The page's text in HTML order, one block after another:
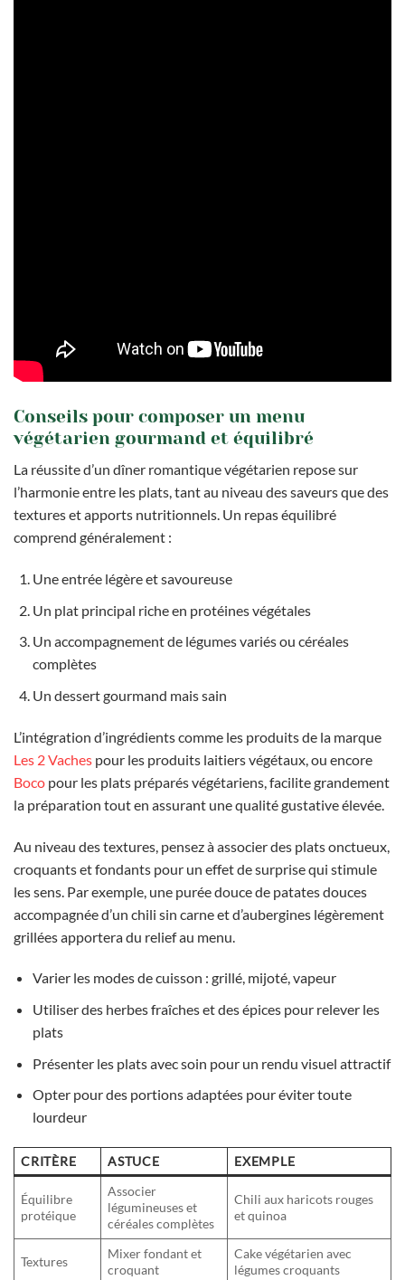
Conseils pour composer un menu
végétarien gourmand et équilibré
La réussite d’un dîner romantique végétarien repose sur
l’harmonie entre les plats, tant au niveau des saveurs que des
textures et apports nutritionnels. Un repas équilibré
comprend généralement :
Une entrée légère et savoureuse
Un plat principal riche en protéines végétales
Un accompagnement de légumes variés ou céréales
complètes
Un dessert gourmand mais sain
L’intégration d’ingrédients comme les produits de la marque
Les 2 Vaches pour les produits laitiers végétaux, ou encore
Boco pour les plats préparés végétariens, facilite grandement
la préparation tout en assurant une qualité gustative élevée.
Au niveau des textures, pensez à associer des plats onctueux,
croquants et fondants pour un effet de surprise qui stimule
les sens. Par exemple, une purée douce de patates douces
accompagnée d’un chili sin carne et d’aubergines légèrement
grillées apportera du relief au menu.
Varier les modes de cuisson : grillé, mijoté, vapeur
Utiliser des herbes fraîches et des épices pour relever les
plats
Présenter les plats avec soin pour un rendu visuel attractif
Opter pour des portions adaptées pour éviter toute
lourdeur
CRITÈRE ASTUCE EXEMPLE
Équilibre
protéique
Associer
légumineuses et
céréales complètes
Chili aux haricots rouges
et quinoa
Textures
Mixer fondant et
croquant
Cake végétarien avec
légumes croquants